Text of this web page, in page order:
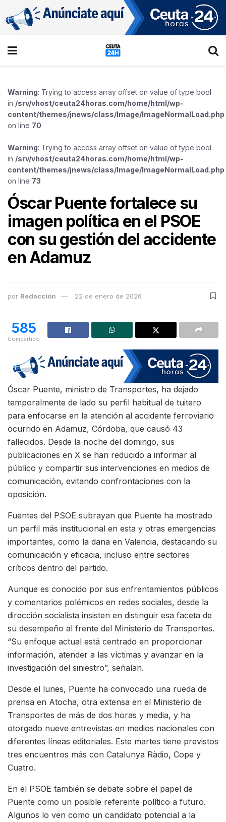
Warning: Trying to access array offset on value of type bool
in /srv/vhost/ceuta24horas.com/home/html/wp-
content/themes/jnews/class/Image/ImageNormalLoad.php
on line 70
Warning: Trying to access array offset on value of type bool
in /srv/vhost/ceuta24horas.com/home/html/wp-
content/themes/jnews/class/Image/ImageNormalLoad.php
on line 73
Óscar Puente fortalece su
imagen política en el PSOE
con su gestión del accidente
en Adamuz
por Redacción 22 de enero de 2026
585
Compartido
Óscar Puente, ministro de Transportes, ha dejado
temporalmente de lado su perfil habitual de tuitero
para enfocarse en la atención al accidente ferroviario
ocurrido en Adamuz, Córdoba, que causó 43
fallecidos. Desde la noche del domingo, sus
publicaciones en X se han reducido a informar al
público y compartir sus intervenciones en medios de
comunicación, evitando confrontaciones con la
oposición.
Fuentes del PSOE subrayan que Puente ha mostrado
un perfil más institucional en esta y otras emergencias
importantes, como la dana en Valencia, destacando su
comunicación y eficacia, incluso entre sectores
críticos dentro del partido.
Aunque es conocido por sus enfrentamientos públicos
y comentarios polémicos en redes sociales, desde la
dirección socialista insisten en distinguir esa faceta de
su desempeño al frente del Ministerio de Transportes.
“Su enfoque actual está centrado en proporcionar
información, atender a las víctimas y avanzar en la
investigación del siniestro”, señalan.
Desde el lunes, Puente ha convocado una rueda de
prensa en Atocha, otra extensa en el Ministerio de
Transportes de más de dos horas y media, y ha
otorgado nueve entrevistas en medios nacionales con
diferentes líneas editoriales. Este martes tiene previstos
tres encuentros más con Catalunya Ràdio, Cope y
Cuatro.
En el PSOE también se debate sobre el papel de
Puente como un posible referente político a futuro.
Algunos lo ven como un candidato potencial a la